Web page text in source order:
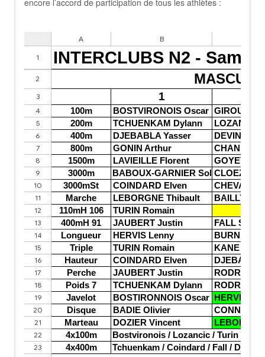
encore l’accord de participation de tous les athlètes :